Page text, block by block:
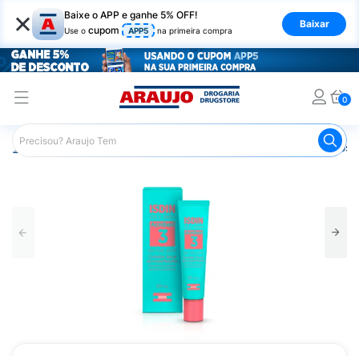
× Baixe o APP e ganhe 5% OFF!
Use o cupom APP5 na primeira compra
Baixar
0
Araujo Dermocosméticos Dermocosméticos para o